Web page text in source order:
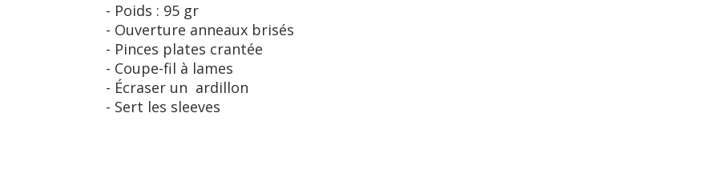
- Poids : 95 gr
- Ouverture anneaux brisés
- Pinces plates crantée
- Coupe-fil à lames
- Écraser un ardillon
- Sert les sleeves